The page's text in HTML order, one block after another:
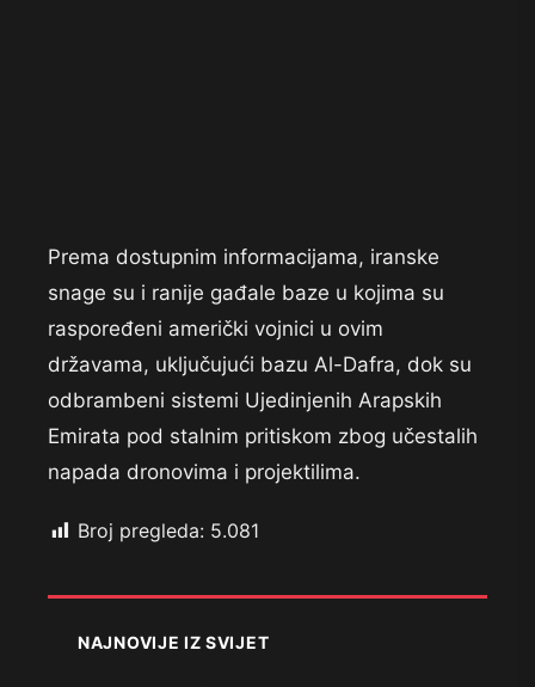
Prema dostupnim informacijama, iranske
snage su i ranije gađale baze u kojima su
raspoređeni američki vojnici u ovim
državama, uključujući bazu Al-Dafra, dok su
odbrambeni sistemi Ujedinjenih Arapskih
Emirata pod stalnim pritiskom zbog učestalih
napada dronovima i projektilima.
Broj pregleda: 5.081
NAJNOVIJE IZ SVIJET